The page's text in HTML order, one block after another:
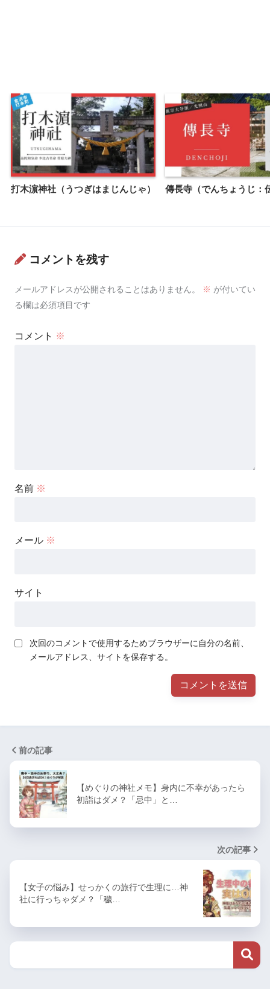
打木濵神社（うつぎはまじんじゃ） 傳長寺（でんちょうじ：
コメントを残す
メールアドレスが公開されることはありません。 ※ が付いてい
る欄は必須項目です
コメント ※
名前 ※
メール ※
サイト
次回のコメントで使用するためブラウザーに自分の名前、
メールアドレス、サイトを保存する。
前の記事
【めぐりの神社メモ】身内に不幸があったら
初詣はダメ？「忌中」と…
次の記事
【女子の悩み】せっかくの旅行で生理に…神
社に行っちゃダメ？「穢…